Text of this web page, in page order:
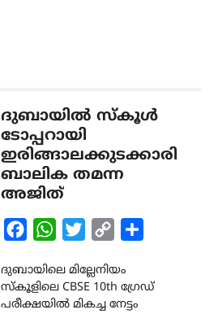
ദുബായിൽ സ്കൂൾ
ടോപ്പറായി
ഇരിങ്ങാലക്കുടക്കാരി
ബാലിക തമന്ന
അജിത്
FacebookWhatsAppTwitterCopy
ദുബായിലെ മില്ലേനിയം
സ്കൂളിലെ CBSE 10th ഗ്രേഡ്
പരീക്ഷയിൽ മികച്ച നേട്ടം